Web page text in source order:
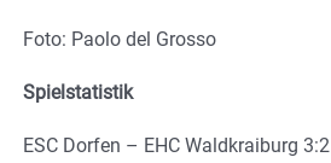
Foto: Paolo del Grosso
Spielstatistik
ESC Dorfen – EHC Waldkraiburg 3:2